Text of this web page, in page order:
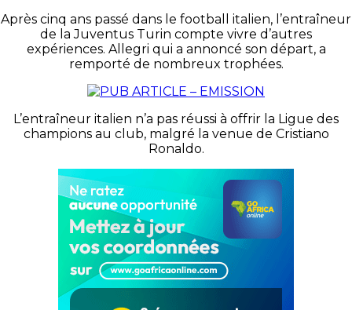
Après cinq ans passé dans le football italien, l’entraîneur
de la Juventus Turin compte vivre d’autres
expériences. Allegri qui a annoncé son départ, a
remporté de nombreux trophées.
L’entraîneur italien n’a pas réussi à offrir la Ligue des
champions au club, malgré la venue de Cristiano
Ronaldo.